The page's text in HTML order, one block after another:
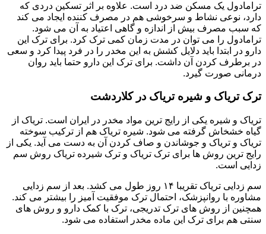
ترامادول یک مسکن ضد درد است. علاوه بر اثر تسکین دردی که
دارد، نوعی نشاط و سرخوشی هم در مصرف کننده ایجاد می کند
که سبب مصرف بیش از اندازه و گاهی اعتیاد به آن می شود.
ترامادول را می توان در مدت زمان کمی ترک کرد. برای ترک این
دارو در ابتدا باید دلایل کشش به این مخدر را در فرد پیدا کرد و سعی
در برطرف کردن آن داشت. برای ترک این دارو حتما باید روان
درمانی صورت گیرد.
ترک تریاک و شیره تریاک در کلاردشت
تریاک و شیره یکی از رایج ترین مواد مخدر در ایران است. تریاک از
گیاه خشخاش گرفته می شود. شیره تریاک هم از ترکیب سوخته
تریاک و تریاک و جوشاندن و صاف کردن آن به دست می آید. یکی از
رایج ترین روش ها برای ترک تریاک و ترک شیرده تریاک روش سم
زدایی است.
سم زدایی تریاک تقریبا ۱۴ روز طول می کشد. بعد از سم زدایی
مشاوره با روانپزشک، احتمال ترک موفقیت آمیز را بیشتر می کند.
همچنین از روش های ترک تدریجی، ترک با کمک دارو و روش های
سنتی هم برای ترک این ماده مخدر استفاده می شود.